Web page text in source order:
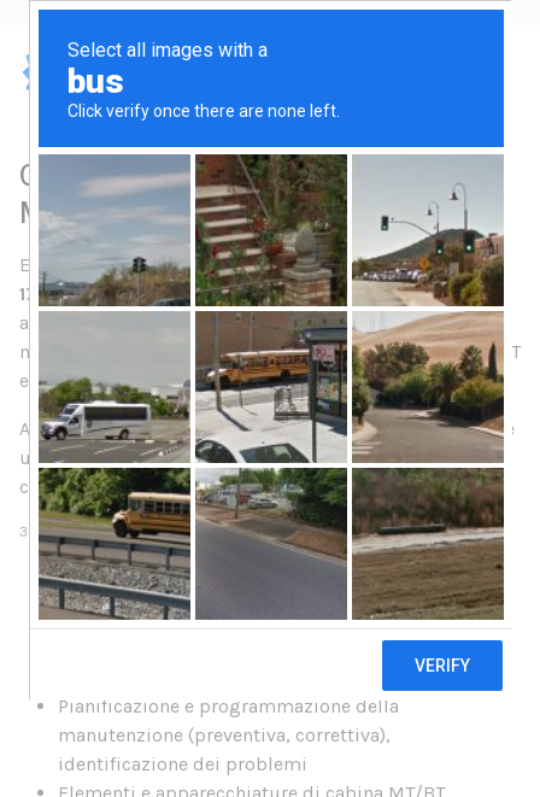
Corso tecnico manutentore cabine
MT/BT a norma CEI 78-17 a Brindisi
Eroghiamo e organizziamo (secondo la norma CEI 78-
17:2015 ex CEI 0-15 ) attività di formazione &
addestramento ai lavoratori che dovranno effettuare
manovre, manutenzioni ed operazioni nelle cabine MT-BT
e nelle utenze BT
Alla formazione PES-PAV-PEI è infatti possibile affiancare
un percorso di addestramento sul campo che
comprende:
31.OCT LAST UPDATED: 04 DECEMBER 2018 HITS: 3258
Sistemi elettrici di alimentazione TT, TN, TNC, TNS,
IT
Funzionamento della rete di alimentazione (rete a
neutro isolato, rete a neutro compensato)
Pianificazione e programmazione della
manutenzione (preventiva, correttiva),
identificazione dei problemi
Elementi e apparecchiature di cabina MT/BT